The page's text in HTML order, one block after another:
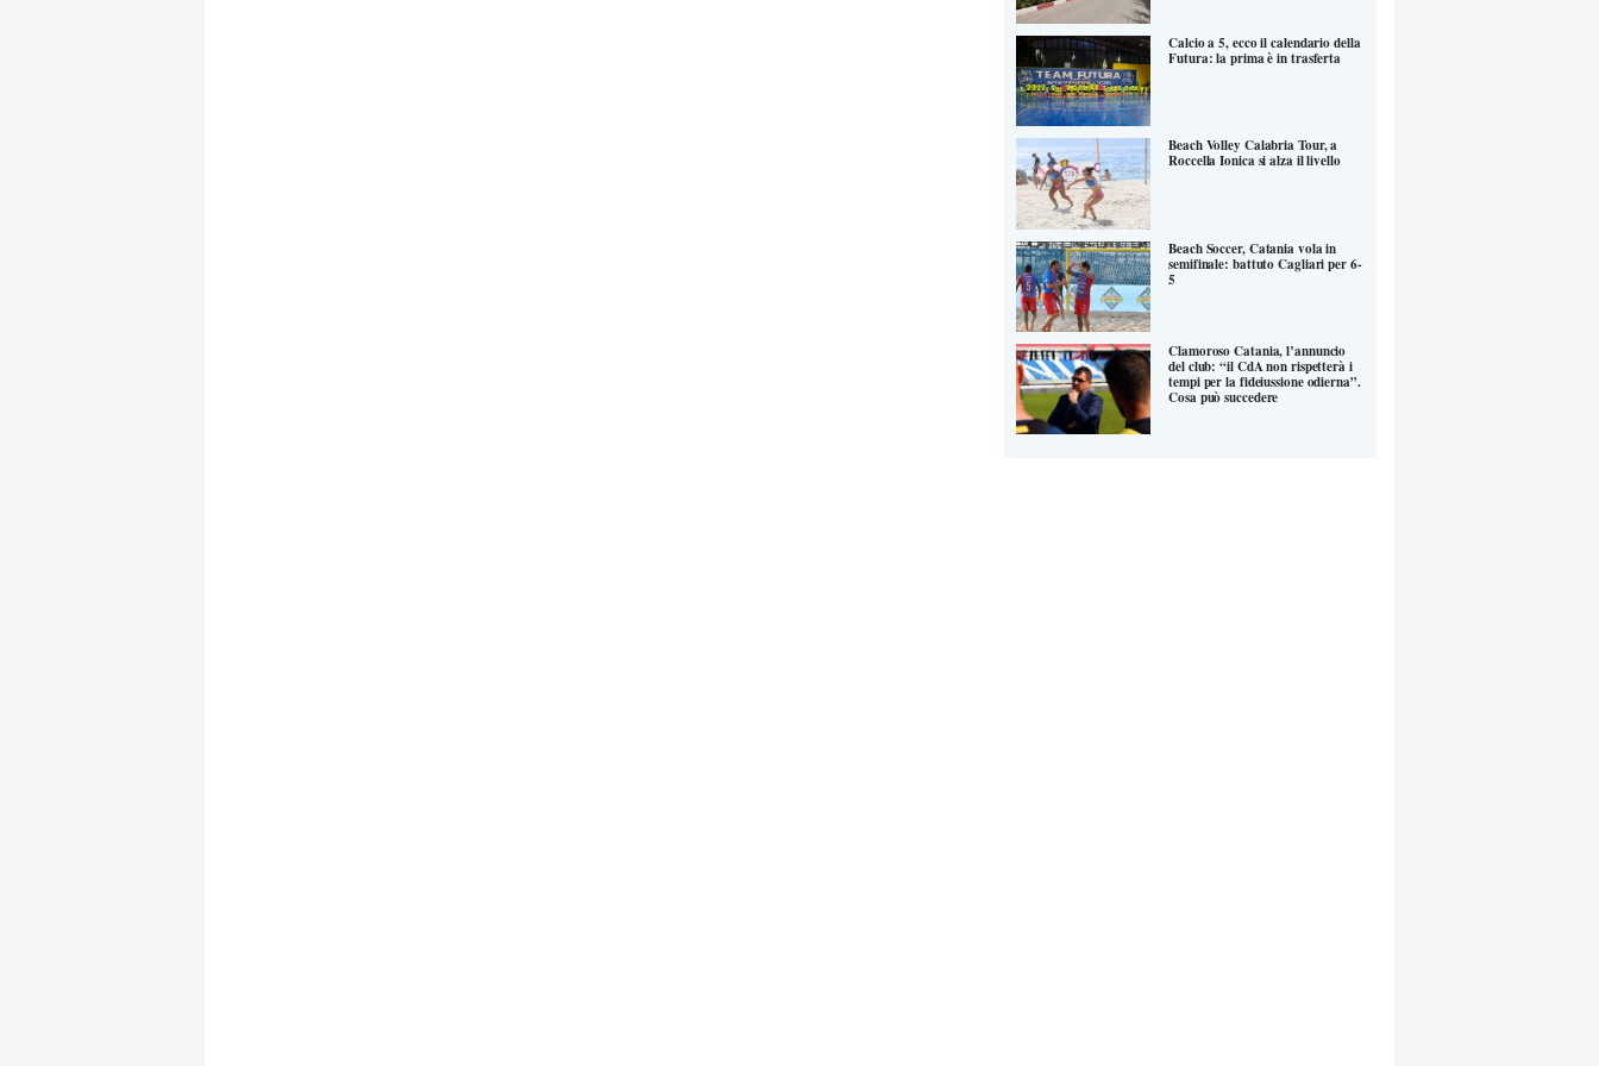
Calcio a 5, ecco il calendario della
Futura: la prima è in trasferta
Beach Volley Calabria Tour, a
Roccella Ionica si alza il livello
Beach Soccer, Catania vola in
semifinale: battuto Cagliari per 6-
5
Clamoroso Catania, l’annuncio
del club: “il CdA non rispetterà i
tempi per la fideiussione odierna”.
Cosa può succedere